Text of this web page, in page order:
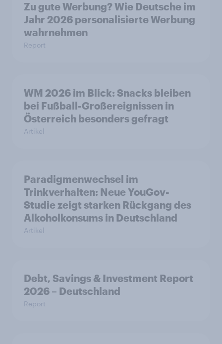
Zu gute Werbung? Wie Deutsche im
Jahr 2026 personalisierte Werbung
wahrnehmen
Report
WM 2026 im Blick: Snacks bleiben
bei Fußball-Großereignissen in
Österreich besonders gefragt
Artikel
Paradigmenwechsel im
Trinkverhalten: Neue YouGov-
Studie zeigt starken Rückgang des
Alkoholkonsums in Deutschland
Artikel
Debt, Savings & Investment Report
2026 – Deutschland
Report